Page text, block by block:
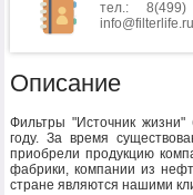
тел.:
Описание
Фильтры "Источник
году. За время
приобрели продукцию
фабрики, компании из
стране являются нашими